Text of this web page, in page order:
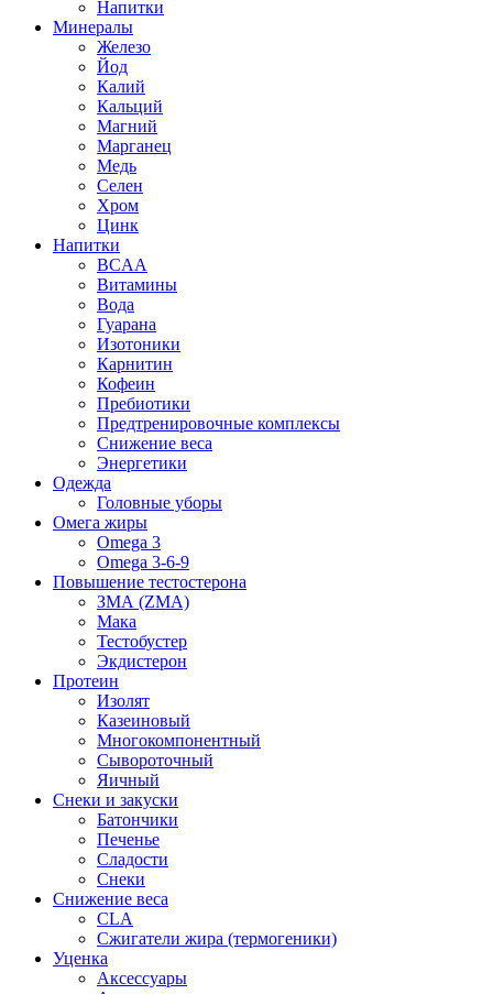
Напитки
Минералы
Железо
Йод
Калий
Кальций
Магний
Марганец
Медь
Селен
Хром
Цинк
Напитки
BCAA
Витамины
Вода
Гуарана
Изотоники
Карнитин
Кофеин
Пребиотики
Предтренировочные комплексы
Снижение веса
Энергетики
Одежда
Головные уборы
Омега жиры
Omega 3
Omega 3-6-9
Повышение тестостерона
ЗМА (ZMA)
Мака
Тестобустер
Экдистерон
Протеин
Изолят
Казеиновый
Многокомпонентный
Сывороточный
Яичный
Снеки и закуски
Батончики
Печенье
Сладости
Снеки
Снижение веса
CLA
Сжигатели жира (термогеники)
Уценка
Аксессуары